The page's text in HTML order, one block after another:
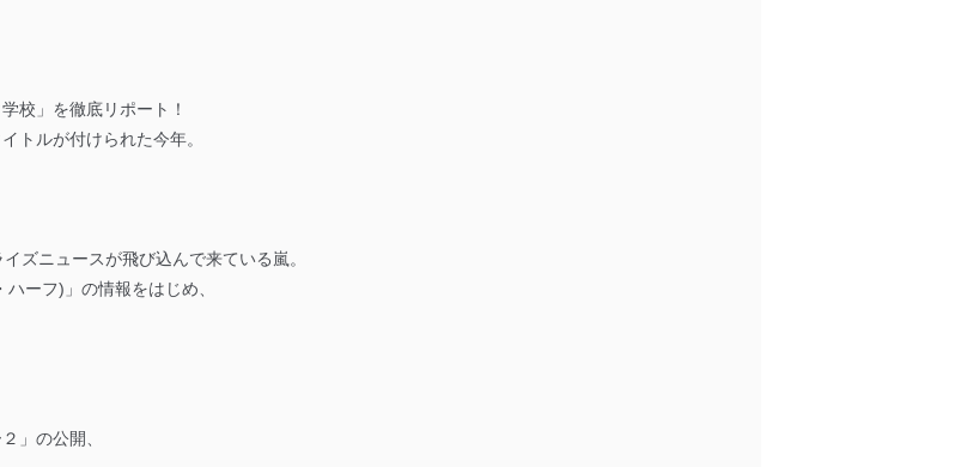
校」を徹底リポート！
トルが付けられた今年。
ズニュースが飛び込んで来ている嵐。
ーフ)」の情報をはじめ、
」の公開、